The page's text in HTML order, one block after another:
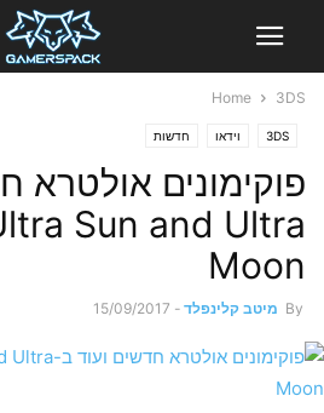
Home 3DS
3DS וידאו חדשות
פוקימונים אולטרא
Sun and Ultra
Moon
By מיטב קלינפלד -
15/09/2017